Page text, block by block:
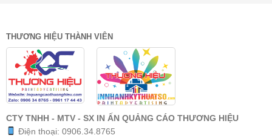
THƯƠNG HIỆU THÀNH VIÊN
CTY TNHH - MTV - SX IN ẤN QUẢNG CÁO THƯƠNG HIỆU
Điện thoại: 0906.34.8765